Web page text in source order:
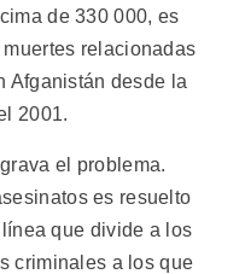
de 330 000, es
relacionadas
Afganistán desde la
2001.
el problema.
es resuelto
que divide a los
criminales a los que